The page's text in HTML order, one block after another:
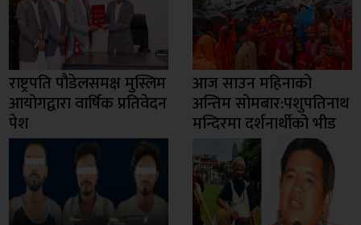
राष्ट्रपति पौडेलसमक्ष मुस्लिम
आयोगद्वारा वार्षिक प्रतिवेदन
पेश
आज साउन महिनाको
अन्तिम सोमबार:पशुपतिनाथ
मन्दिरमा दर्शनार्थीको भीड